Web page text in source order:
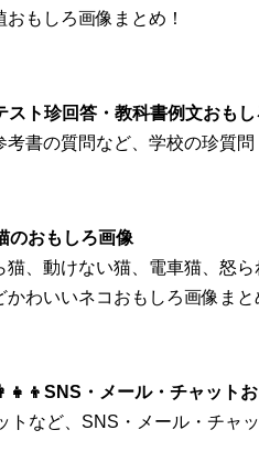
もしろ画像まとめ！
スト珍回答・教科書例文おもし
書の質問など、学校の珍質問
のおもしろ画像
、動けない猫、電車猫、怒
わいいネコおもしろ画像まと
・メール・チャット
トなど、SNS・メール・チャ